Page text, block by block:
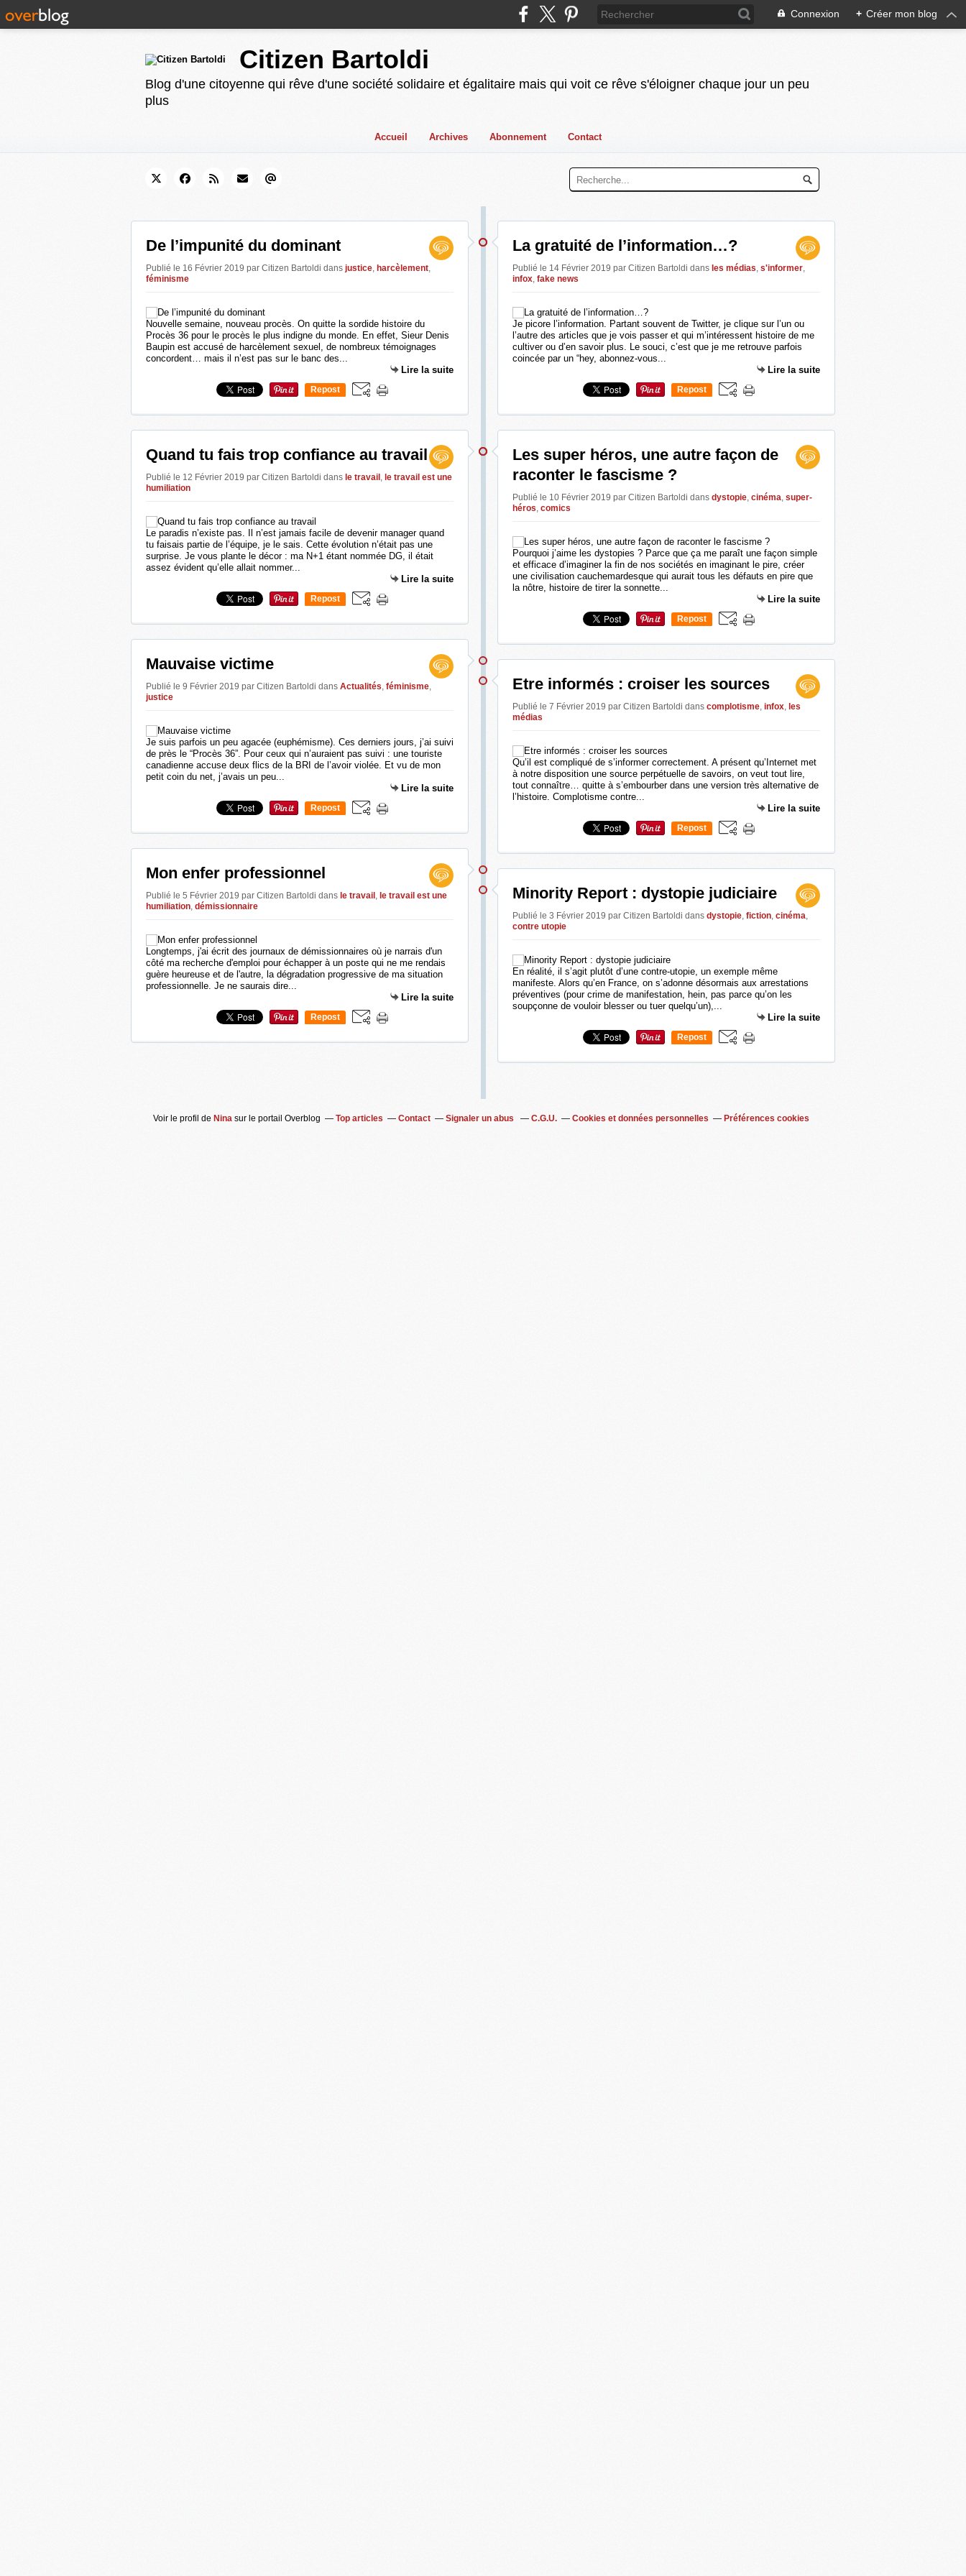
Connexion + Créer mon blog
Citizen Bartoldi
Blog d'une citoyenne qui rêve d'une société solidaire et égalitaire mais qui voit ce rêve s'éloigner chaque jour un peu
plus
Accueil Archives Abonnement Contact
De l’impunité du dominant
Publié le 16 Février 2019 par Citizen Bartoldi dans justice, harcèlement,
féminisme
Nouvelle semaine, nouveau procès. On quitte la sordide histoire du
Procès 36 pour le procès le plus indigne du monde. En effet, Sieur Denis
Baupin est accusé de harcèlement sexuel, de nombreux témoignages
concordent… mais il n’est pas sur le banc des...
Lire la suite
Repost
Quand tu fais trop confiance au travail
Publié le 12 Février 2019 par Citizen Bartoldi dans le travail , le travail est une
humiliation
Le paradis n’existe pas. Il n’est jamais facile de devenir manager quand
tu faisais partie de l’équipe, je le sais. Cette évolution n’était pas une
surprise. Je vous plante le décor : ma N+1 étant nommée DG, il était
assez évident qu’elle allait nommer...
Lire la suite
Repost
Mauvaise victime
Publié le 9 Février 2019 par Citizen Bartoldi dans Actualités, féminisme,
justice
Je suis parfois un peu agacée (euphémisme). Ces derniers jours, j’ai suivi
de près le “Procès 36”. Pour ceux qui n’auraient pas suivi : une touriste
canadienne accuse deux flics de la BRI de l’avoir violée. Et vu de mon
petit coin du net, j’avais un peu...
Lire la suite
Repost
Mon enfer professionnel
Publié le 5 Février 2019 par Citizen Bartoldi dans le travail , le travail est une
humiliation, démissionnaire
Longtemps, j'ai écrit des journaux de démissionnaires où je narrais d'un
côté ma recherche d'emploi pour échapper à un poste qui ne me rendais
guère heureuse et de l'autre, la dégradation progressive de ma situation
professionnelle. Je ne saurais dire...
Lire la suite
Repost
La gratuité de l’information…?
Publié le 14 Février 2019 par Citizen Bartoldi dans les médias, s'informer,
infox, fake news
Je picore l’information. Partant souvent de Twitter, je clique sur l’un ou
l’autre des articles que je vois passer et qui m’intéressent histoire de me
cultiver ou d’en savoir plus. Le souci, c’est que je me retrouve parfois
coincée par un “hey, abonnez-vous...
Lire la suite
Repost
Les super héros, une autre façon de
raconter le fascisme ?
Publié le 10 Février 2019 par Citizen Bartoldi dans dystopie, cinéma, super-
héros, comics
Pourquoi j’aime les dystopies ? Parce que ça me paraît une façon simple
et efficace d’imaginer la fin de nos sociétés en imaginant le pire, créer
une civilisation cauchemardesque qui aurait tous les défauts en pire que
la nôtre, histoire de tirer la sonnette...
Lire la suite
Repost
Etre informés : croiser les sources
Publié le 7 Février 2019 par Citizen Bartoldi dans complotisme, infox, les
médias
Qu’il est compliqué de s’informer correctement. A présent qu’Internet met
à notre disposition une source perpétuelle de savoirs, on veut tout lire,
tout connaître… quitte à s’embourber dans une version très alternative de
l’histoire. Complotisme contre...
Lire la suite
Repost
Minority Report : dystopie judiciaire
Publié le 3 Février 2019 par Citizen Bartoldi dans dystopie, fiction, cinéma,
contre utopie
En réalité, il s’agit plutôt d’une contre-utopie, un exemple même
manifeste. Alors qu’en France, on s’adonne désormais aux arrestations
préventives (pour crime de manifestation, hein, pas parce qu’on les
soupçonne de vouloir blesser ou tuer quelqu’un),...
Lire la suite
Repost
Voir le profil de Ninasur le portail Overblog Top articles Contact Signaler un abus C.G.U. Cookies et données personnelles Préférences cookies